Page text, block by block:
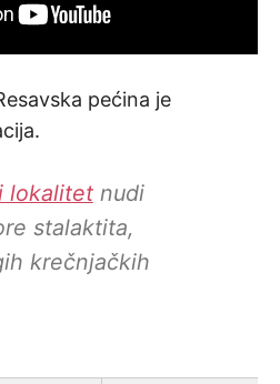
pećina je
lokalitetnudi
stalaktita,
krečnjačkih